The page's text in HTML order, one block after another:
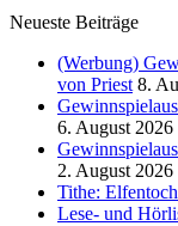
Neueste Beiträge
(Werbung)
von Priest 8.
6. August 2026
2. August 2026
Tithe:
Lese- und